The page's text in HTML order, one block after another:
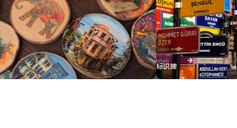
木版画 标识